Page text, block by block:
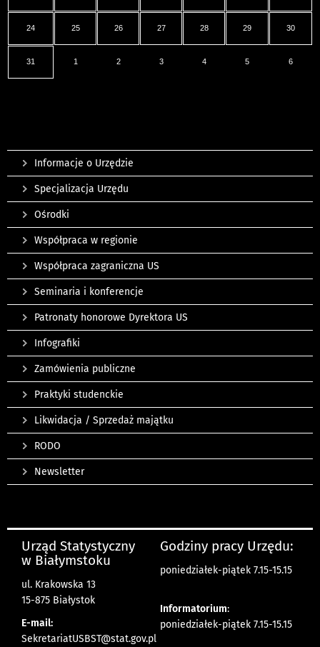
24 25 26 27 28 29 30
31 1 2 3 4 5 6
Informacje o Urzędzie
Specjalizacja Urzędu
Ośrodki
Współpraca w regionie
Współpraca zagraniczna US
Seminaria i konferencje
Patronaty honorowe Dyrektora US
Infografiki
Zamówienia publiczne
Praktyki studenckie
Likwidacja / Sprzedaż majątku
RODO
Newsletter
Urząd Statystyczny
w Białymstoku
ul. Krakowska 13
15-875 Białystok
E-mail:
SekretariatUSBST@stat.gov.pl
Godziny pracy Urzędu:
poniedziałek-piątek 7.15-15.15
Informatorium:
poniedziałek-piątek 7.15-15.15